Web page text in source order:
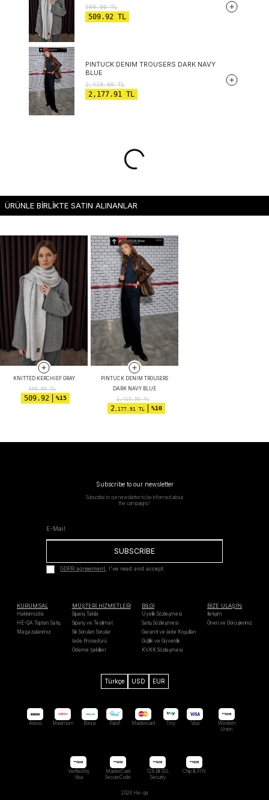
599.90TL
509.92 TL
PINTUCK DENIM TROUSERS DARK NAVY
BLUE
2,419.90TL
2,177.91 TL
ÜRÜNLE BİRLİKTE SATIN ALINANLAR
KNITTED KERCHIEF GRAY
599.90TL
509.92 %15
PINTUCK DENIM TROUSERS
DARK NAVY BLUE
2,419.90TL
2,177.91 TL %10
Subscribe to our newsletter
Subscribe to our newsletter to be informed about
the campaigns!
SUBSCRIBE
GDPR agreement, I've read and accept.
KURUMSAL
Hakkımızda
HE-QA Toptan Satış
Mağazalarımız
MÜŞTERİ HİZMETLERİ
Sipariş Takibi
Sipariş ve Teslimat
Sık Sorulan Sorular
İade Prosedürü
Ödeme Şekilleri
BİLGİ
Üyelik Sözleşmesi
Satış Sözleşmesi
Garanti ve İade Koşulları
Gizlilik ve Güvenlik
KVKK Sözleşmesi
BİZE ULAŞIN
İletişim
Öneri ve Görüşleriniz
Türkçe USD EUR
Axess Maximum Bonus Paraf Mastercard Troy Visa
Western
Unıon
Verified by
Visa
MasterCard
SecureCode
128 Bit SSL
Security
Chip & PIN
2026 He-qa